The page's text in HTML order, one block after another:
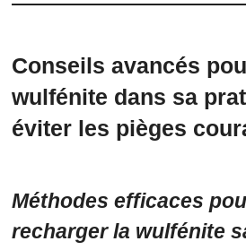
Conseils avancés
wulfénite dans sa
éviter les pièges
Méthodes efficaces
recharger la wulfénite